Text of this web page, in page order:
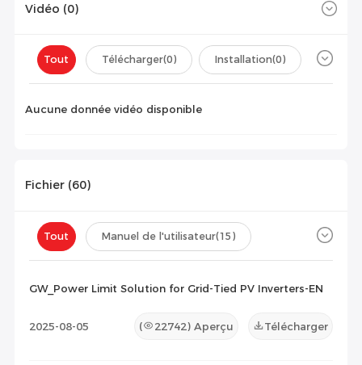
Vidéo (0)
Tout Télécharger(0) Installation(0)
Aucune donnée vidéo disponible
Fichier (60)
Tout Manuel de l'utilisateur(15)
GW_Power Limit Solution for Grid-Tied PV Inverters-EN
2025-08-05 ( 22742) Aperçu Télécharger